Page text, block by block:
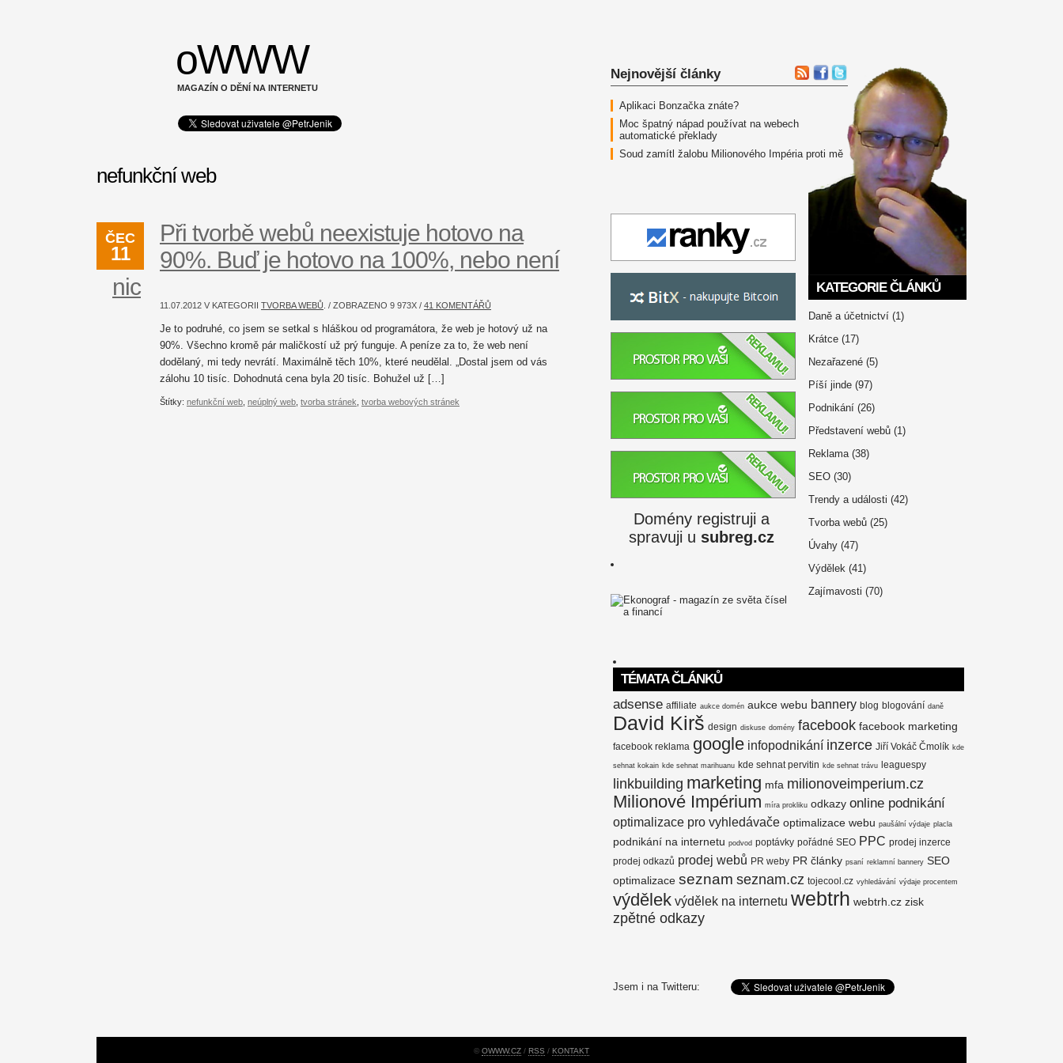
oWWW
MAGAZÍN O DĚNÍ NA INTERNETU
Nejnovější články
Aplikaci Bonzačka znáte?
Moc špatný nápad používat na webech
automatické překlady
Soud zamítl žalobu Milionového Impéria proti mě
Domény registruji a
spravuji u subreg.cz
KATEGORIE ČLÁNKŮ
Daně a účetnictví (1)
Krátce (17)
Nezařazené (5)
Píší jinde (97)
Podnikání (26)
Představení webů (1)
Reklama(38)
SEO (30)
Trendy a události (42)
Tvorba webů (25)
Úvahy (47)
Výdělek (41)
Zajímavosti (70)
TÉMATA ČLÁNKŮ
adsense affiliate aukce domén aukce webu bannery blog blogování daně
David Kirš design diskuse domény facebook facebook marketing
facebook reklama google infopodnikání inzerce Jiří Vokáč Čmolík kde
sehnat kokain kde sehnat marihuanu kde sehnat pervitin kde sehnat trávu leaguespy
linkbuilding marketing mfa milionoveimperium.cz
Milionové Impérium míra prokliku odkazy online podnikání
optimalizace pro vyhledávače optimalizace webu paušální výdaje placla
podnikání na internetu podvod poptávky pořádné SEO PPC prodej inzerce
prodej odkazů prodej webů PR weby PR články psaní reklamní bannery SEO
optimalizace seznam seznam.cz tojecool.cz vyhledávání výdaje procentem
výdělek výdělek na internetu webtrh webtrh.cz zisk
zpětné odkazy
Jsem i na Twitteru:
nefunkční web
ČEC
11
Při tvorbě webů neexistuje hotovo na
90%. Buď je hotovo na 100%, nebo není
nic
11.07.2012 V KATEGORII TVORBA WEBŮ. / ZOBRAZENO 9 973X / 41 KOMENTÁŘŮ
Je to podruhé, co jsem se setkal s hláškou od programátora, že web je hotový už na
90%. Všechno kromě pár maličkostí už prý funguje. A peníze za to, že web není
dodělaný, mi tedy nevrátí. Maximálně těch 10%, které neudělal. „Dostal jsem od vás
zálohu 10 tisíc. Dohodnutá cena byla 20 tisíc. Bohužel už […]
Štítky: nefunkční web, neúplný web, tvorba stránek, tvorba webových stránek
© OWWW.CZ / RSS / KONTAKT